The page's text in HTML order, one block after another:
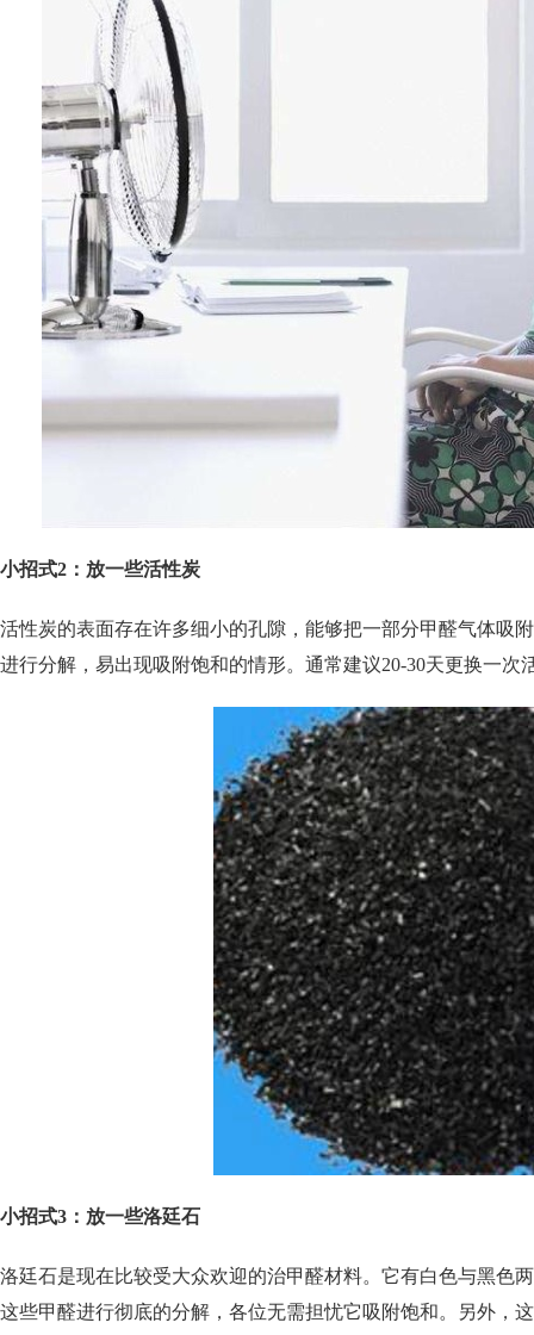
小招式2：放一些活性炭
活性炭的表面存在许多细小的孔隙，能够把一部分甲醛气体吸
进行分解，易出现吸附饱和的情形。通常建议20-30天更换一次
小招式3：放一些洛廷石
洛廷石是现在比较受大众欢迎的治甲醛材料。它有白色与黑色
这些甲醛进行彻底的分解，各位无需担忧它吸附饱和。另外，